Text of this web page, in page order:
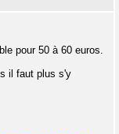
pour 50 à 60 euros.
il faut plus s'y